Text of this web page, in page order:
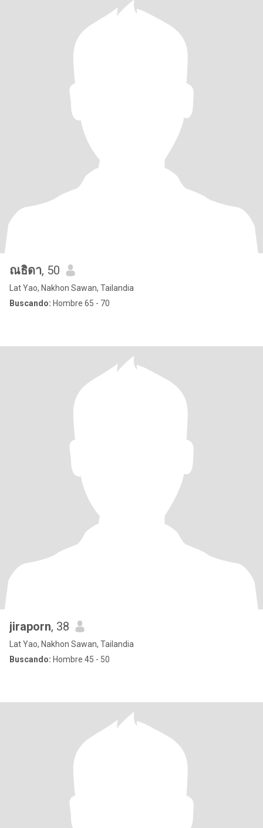
ณธิดา, 50
Lat Yao, Nakhon Sawan, Tailandia
Buscando: Hombre 65 - 70
jiraporn, 38
Lat Yao, Nakhon Sawan, Tailandia
Buscando: Hombre 45 - 50